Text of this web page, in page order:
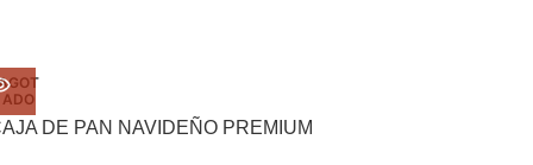
ADO
DE PAN NAVIDEÑO PREMIUM